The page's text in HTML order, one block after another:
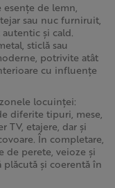
de lemn,
sau nuc furniruit,
și cald.
sticlă sau
potrivite atât
cu influențe
locuinței:
diferite tipuri, mese,
TV, etajere, dar și
În completare,
de perete, veioze și
plăcută și coerentă în